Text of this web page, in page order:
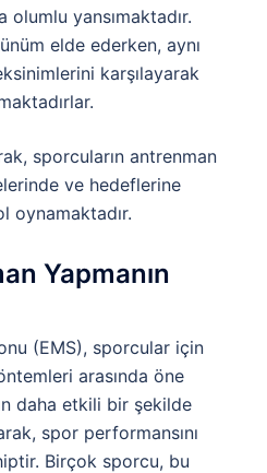
yansımaktadır.
elde ederken, aynı
karşılayarak
sporcuların antrenman
ve hedeflerine
oynamaktadır.
Yapmanın
(EMS), sporcular için
arasında öne
daha etkili bir şekilde
spor performansını
Birçok sporcu, bu